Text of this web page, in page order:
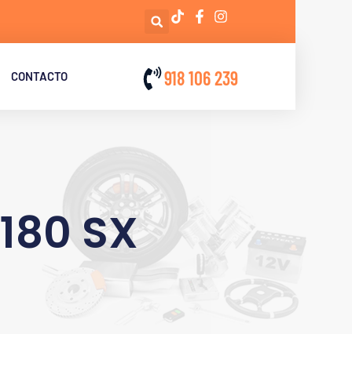
CONTACTO 918 106 239
SX